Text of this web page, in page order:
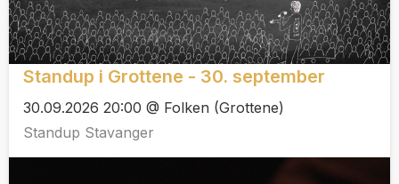
Standup i Grottene - 30. september
30.09.2026 20:00 @ Folken (Grottene)
Standup Stavanger